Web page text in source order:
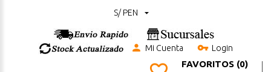
S/ PEN
Mi Cuenta Login
FAVORITOS (0)